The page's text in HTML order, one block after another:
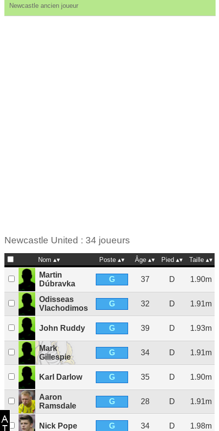
Newcastle ancien joueur
Newcastle United : 34 joueurs
Nom Poste Âge Pied Taille
Martin
Dúbravka
G 37 D 1.90m
Odisseas
Vlachodimos
G 32 D 1.91m
John Ruddy G 39 D 1.93m
Mark
Gillespie
G 34 D 1.91m
Karl Darlow G 35 D 1.90m
Aaron
Ramsdale
G 28 D 1.91m
Nick Pope G 34 D 1.98m